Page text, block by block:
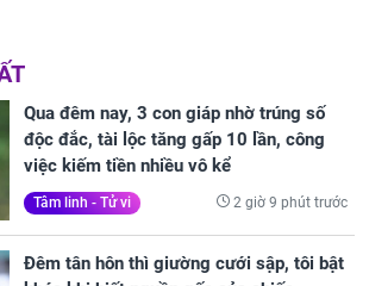
Qua đêm nay, 3 con giáp nhờ trúng số
độc đắc, tài lộc tăng gấp 10 lần, công
việc kiếm tiền nhiều vô kể
Tâm linh - Tử vi 2 giờ 9 phút trước
Đêm tân hôn thì giường cưới sập, tôi bật